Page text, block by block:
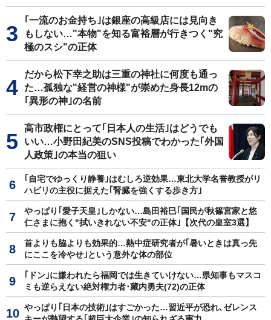
｢一流のお金持ち｣は銀座の高級店には見向き
もしない…"本物"を知る富裕層が行きつく"究
極のスシ"の正体
だから松下幸之助は三重の神社に何度も通っ
た…孤独な"経営の神様"が崇めた身長12mの
｢異形の神｣の名前
高市政権にとって｢日本人の生活｣はどうでも
いい…小野田紀美のSNS投稿でわかった｢外国
人政策｣の本当の狙い
｢自宅でゆっくり静養｣はむしろ逆効果…東北大学名誉教授がリ
ハビリの主役に据えた｢腎臓を強くする歩き方｣
やっぱり｢愛子天皇｣しかない…島田裕巳｢国民が秋篠宮家と悠
仁さまに抱く"拭いきれない不安"の正体｣【次代の皇室3選】
首よりも脇よりも効果的…熱中症研究者が｢暑いときは真っ先
にここを冷やせ｣という意外な体の部位
｢ドン｣に嫌われたら福岡では生きていけない…県知事もマスコ
ミも逆らえない絶対権力者･藏内勇夫(72)の正体
やっぱり｢日本の技術｣はすごかった…習近平が恐れ､ゼレンス